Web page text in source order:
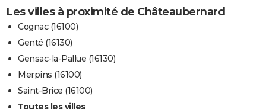
Les villes à proximité de Châteaubernard
Cognac (16100)
Genté (16130)
Gensac-la-Pallue (16130)
Merpins (16100)
Saint-Brice (16100)
Toutes les villes